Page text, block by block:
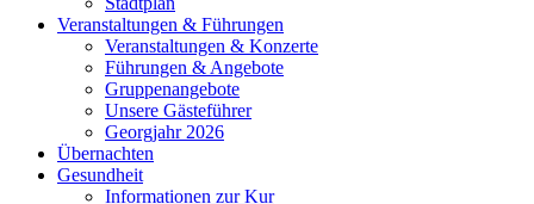
Veranstaltungen & Führungen
Veranstaltungen & Konzerte
Führungen & Angebote
Gruppenangebote
Unsere Gästeführer
Georgjahr 2026
Übernachten
Gesundheit
Informationen zur Kur